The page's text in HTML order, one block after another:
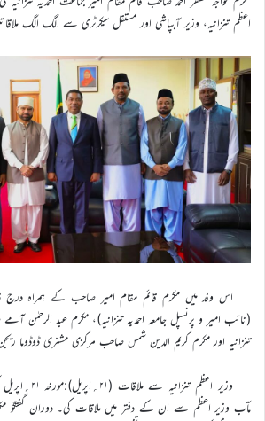
اعظم تنزانیہ، وزیر آبپاشی اور مستقل سیکرٹری سے الگ الگ
اس وفد میں مکرم قائم مقام امیر صاحب کے ہمراہ درج
(نائب امیر و پرنسپل جامعہ احمدیہ تنزانیہ)، مکرم عبد الرحمٰن
تنزانیہ اور مکرم کریم الدین شمس صاحب مرکزی مشنری ڈوڈوما
وزیر اعظم
مآب وزیر اعظم سے ان کے دفتر میں ملاقات کی۔ دوران گفتگو